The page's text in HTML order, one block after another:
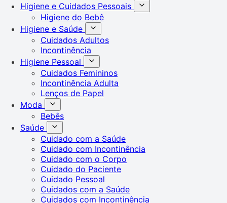
Higiene e Cuidados Pessoais
Higiene do Bebê
Higiene e Saúde
Cuidados Adultos
Incontinência
Higiene Pessoal
Cuidados Femininos
Incontinência Adulta
Lenços de Papel
Moda
Bebês
Saúde
Cuidado com a Saúde
Cuidado com Incontinência
Cuidado com o Corpo
Cuidado do Paciente
Cuidado Pessoal
Cuidados com a Saúde
Cuidados com Incontinência